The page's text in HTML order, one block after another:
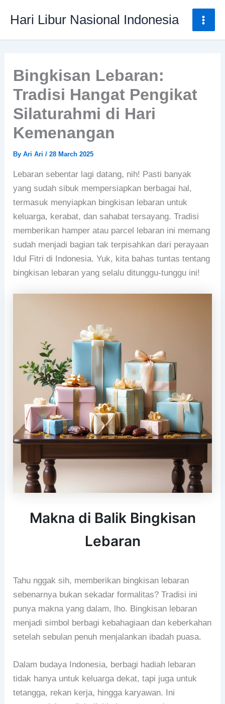
Hari Libur Nasional Indonesia
Bingkisan Lebaran:
Tradisi Hangat Pengikat
Silaturahmi di Hari
Kemenangan
ByAri Ari/28 March 2025
Lebaran sebentar lagi datang, nih! Pasti banyak
yang sudah sibuk mempersiapkan berbagai hal,
termasuk menyiapkan bingkisan lebaran untuk
keluarga, kerabat, dan sahabat tersayang. Tradisi
memberikan hamper atau parcel lebaran ini memang
sudah menjadi bagian tak terpisahkan dari perayaan
Idul Fitri di Indonesia. Yuk, kita bahas tuntas tentang
bingkisan lebaran yang selalu ditunggu-tunggu ini!
Makna di Balik Bingkisan
Lebaran
Tahu nggak sih, memberikan bingkisan lebaran
sebenarnya bukan sekadar formalitas? Tradisi ini
punya makna yang dalam, lho. Bingkisan lebaran
menjadi simbol berbagi kebahagiaan dan keberkahan
setelah sebulan penuh menjalankan ibadah puasa.
Dalam budaya Indonesia, berbagi hadiah lebaran
tidak hanya untuk keluarga dekat, tapi juga untuk
tetangga, rekan kerja, hingga karyawan. Ini